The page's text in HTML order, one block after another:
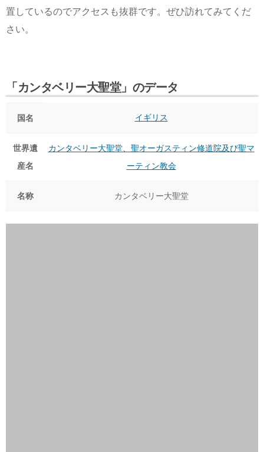
置しているのでアクセスも抜群です。ぜひ訪れてみてくだ
さい。
「カンタベリー大聖堂」のデータ
国名 イギリス
世界遺
産名
カンタベリー大聖堂、聖オーガスティン修道院及び聖マ
ーティン教会
名称 カンタベリー大聖堂